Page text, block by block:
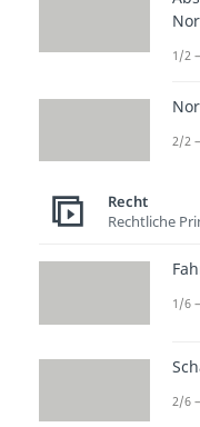
1/2
2/2
Recht
Rechtliche
1/6
2/6